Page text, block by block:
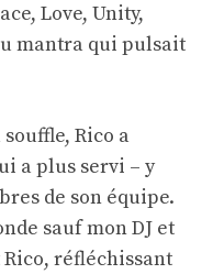
Love, Unity,
mantra qui pulsait
Rico a
a plus servi – y
de son équipe.
sauf mon DJ et
réfléchissant